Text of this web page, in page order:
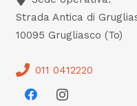
Strada Antica di
10095 Grugliasco (To)
011 0412220